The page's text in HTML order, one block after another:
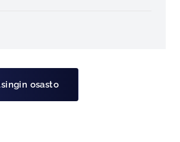
osasto